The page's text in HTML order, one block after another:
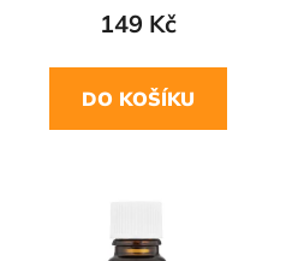
149 Kč
DO KOŠÍKU